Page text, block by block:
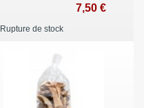
7,50 €
Rupture de stock